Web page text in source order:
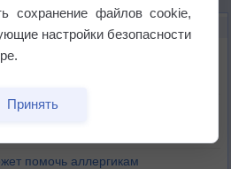
загар цветом отличается от
вреден для здоровья
помочь аллергикам
сохранение файлов cookie,
настройки безопасности
Принять